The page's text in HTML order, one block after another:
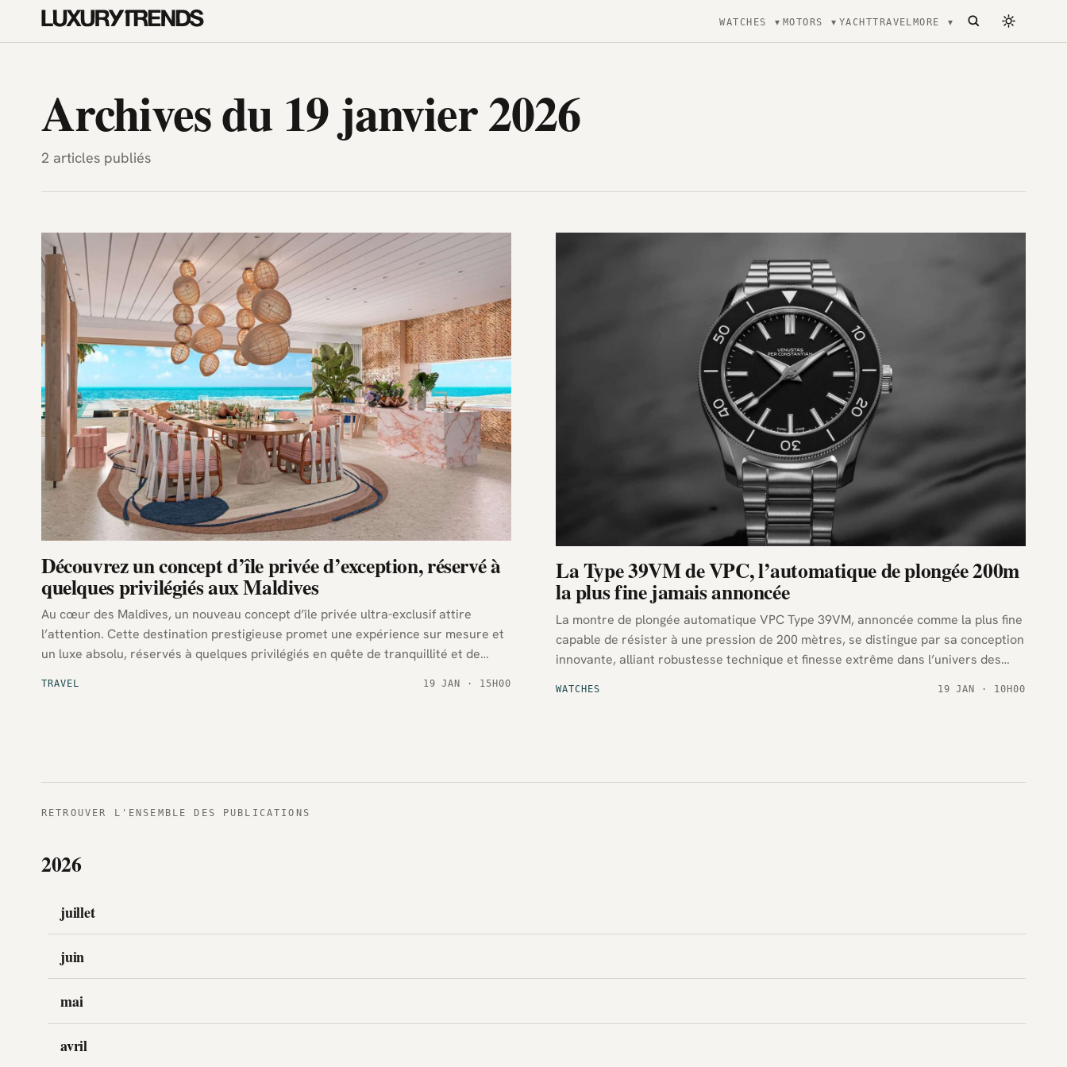
LuxuryTrends.fr — Magazine High-Tech, design, gadget, architecture, mode et Luxe
WATCHES MOTORS YACHTTRAVELMORE
Archives du 19 janvier 2026
2 articles publiés
TRAVEL
Découvrez un concept d’île privée d’exception, réservé à
quelques privilégiés aux Maldives
Au cœur des Maldives, un nouveau concept d’île privée ultra-exclusif attire
l’attention. Cette destination prestigieuse promet une expérience sur mesure et
un luxe absolu, réservés à quelques privilégiés en quête de tranquillité et de
19 JAN · 15H00 WATCHES
La Type 39VM de VPC, l’automatique de plongée 200m
la plus fine jamais annoncée
La montre de plongée automatique VPC Type 39VM, annoncée comme la plus fine
capable de résister à une pression de 200 mètres, se distingue par sa conception
innovante, alliant robustesse technique et finesse extrême dans l’univers des
19 JAN · 10H00
RETROUVER L'ENSEMBLE DES PUBLICATIONS
2026
juillet
juin
mai
avril